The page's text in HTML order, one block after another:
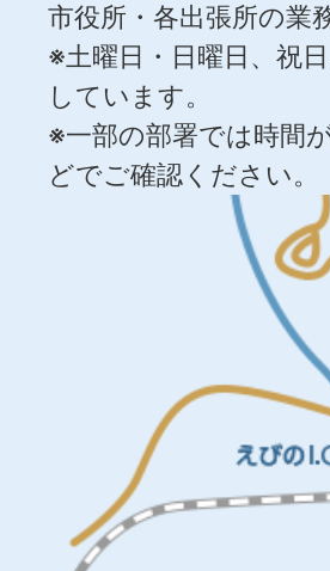
市役所・各出張所の業
※土曜日・日曜日、祝
しています。
※一部の部署では時間
どでご確認ください。